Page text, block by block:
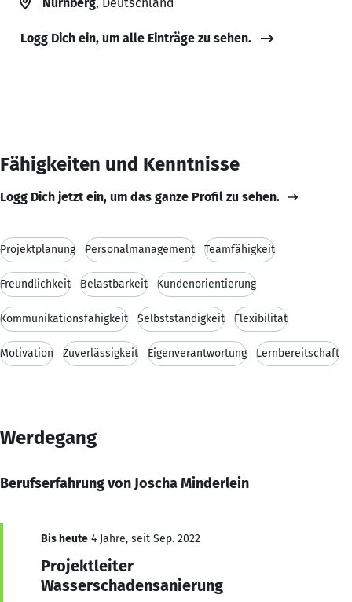
Logg Dich ein, um alle Einträge zu sehen.
Fähigkeiten und Kenntnisse
Logg Dich jetzt ein, um das ganze Profil zu sehen.
Projektplanung Personalmanagement Teamfähigkeit
Freundlichkeit Belastbarkeit Kundenorientierung
Kommunikationsfähigkeit Selbstständigkeit Flexibilität
Motivation Zuverlässigkeit Eigenverantwortung Lernbereitschaft
Werdegang
Berufserfahrung von Joscha Minderlein
Bis heute 4 Jahre, seit Sep. 2022
Projektleiter
Wasserschadensanierung